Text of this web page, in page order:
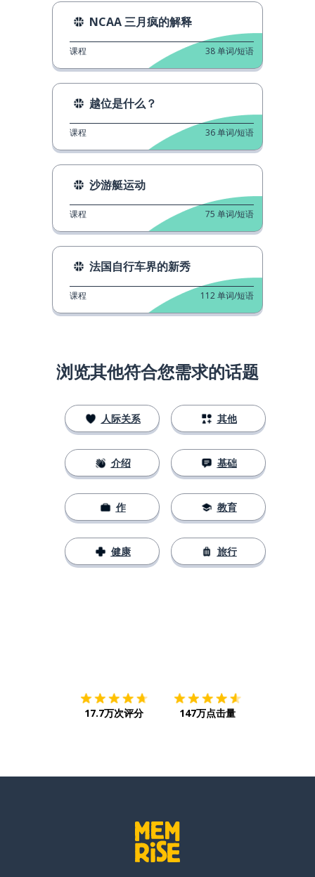
NCAA 三月疯的解释
课程 38单词/短语
越位是什么？
课程 36单词/短语
沙游艇运动
课程 75 单词/短语
法国自行车界的新秀
课程 112单词/短语
浏览其他符合您需求的话题
人际关系
介绍
作
健康
其他
基础
教育
旅行
17.7万次评分 147万点击量